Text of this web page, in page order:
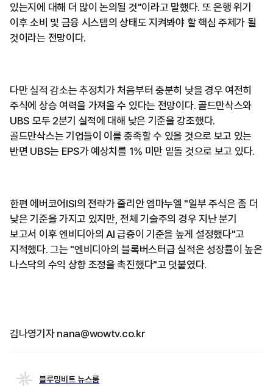
있는지에 대해 더 많이 논의될 것"이라고 말했다. 또 은행 위기
이후 소비 및 금융 시스템의 상태도 지켜봐야 할 핵심 주제가 될
것이라는 전망이다.
다만 실적 감소는 추정치가 처음부터 충분히 낮을 경우 여전히
주식에 상승 여력을 가져올 수 있다는 전망이다. 골드만삭스와
UBS 모두 2분기 실적에 대해 낮은 기준을 강조했다.
골드만삭스는 기업들이 이를 충족할 수 있을 것으로 보고 있는
반면 UBS는 EPS가 예상치를 1% 미만 밑돌 것으로 보고 있다.
한편 에버코어ISI의 전략가 줄리안 엠마누엘 "일부 주식은 좀 더
낮은 기준을 가지고 있지만, 전체 기술주의 경우 지난 분기
보고서 이후 엔비디아의 AI 급증이 기준을 높게 설정했다"고
지적했다. 그는 "엔비디아의 블록버스터급 실적은 성장률이 높은
나스닥의 수익 상향 조정을 촉진했다"고 덧붙였다.
김나영기자 nana@wowtv.co.kr
블루밍비트 뉴스룸